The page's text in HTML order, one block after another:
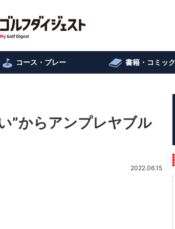
コース・プレー 書籍・コミック
”からアンプレヤブル
2022.06.15